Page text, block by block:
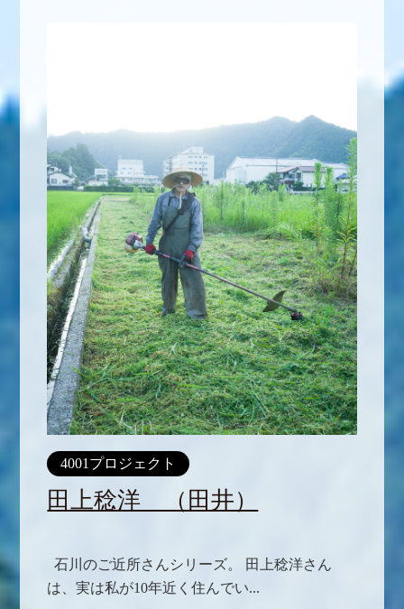
4001プロジェクト
田上稔洋 （田井）
石川のご近所さんシリーズ。 田上稔洋さん
は、実は私が10年近く住んでい...